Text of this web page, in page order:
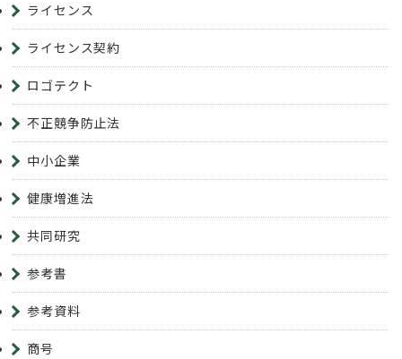
ライセンス
ライセンス契約
ロゴテクト
不正競争防止法
中小企業
健康増進法
共同研究
参考書
参考資料
商号